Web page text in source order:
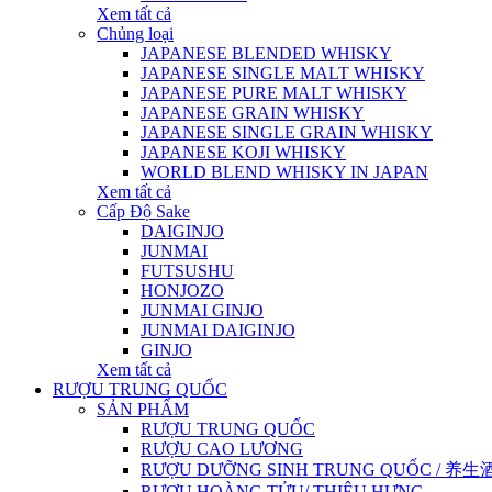
Xem tất cả
Chủng loại
JAPANESE BLENDED WHISKY
JAPANESE SINGLE MALT WHISKY
JAPANESE PURE MALT WHISKY
JAPANESE GRAIN WHISKY
JAPANESE SINGLE GRAIN WHISKY
JAPANESE KOJI WHISKY
WORLD BLEND WHISKY IN JAPAN
Xem tất cả
Cấp Độ Sake
DAIGINJO
JUNMAI
FUTSUSHU
HONJOZO
JUNMAI GINJO
JUNMAI DAIGINJO
GINJO
Xem tất cả
RƯỢU TRUNG QUỐC
SẢN PHẨM
RƯỢU TRUNG QUỐC
RƯỢU CAO LƯƠNG
RƯỢU DƯỠNG SINH TRUNG QUỐC / 养生